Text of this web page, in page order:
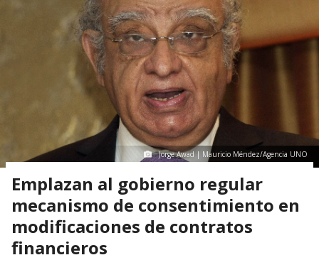
Jorge Awad | Mauricio Méndez/Agencia UNO
Emplazan al gobierno regular
mecanismo de consentimiento en
modificaciones de contratos
financieros